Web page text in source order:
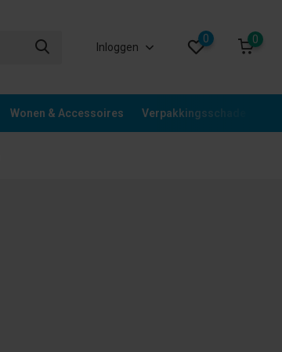
Inloggen
0 0
Wonen & Accessoires Verpakkingsschade